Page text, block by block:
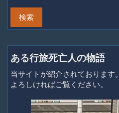
ある行旅死亡人の物語
当サイトが紹介されております。
よろしければご覧ください。